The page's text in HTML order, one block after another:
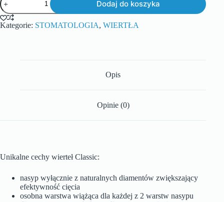
Dodaj do koszyka
Kategorie: STOMATOLOGIA, WIERTŁA
Opis
Opinie (0)
Unikalne cechy wierteł Classic:
nasyp wyłącznie z naturalnych diamentów zwiększający
efektywność cięcia
osobna warstwa wiążąca dla każdej z 2 warstw nasypu